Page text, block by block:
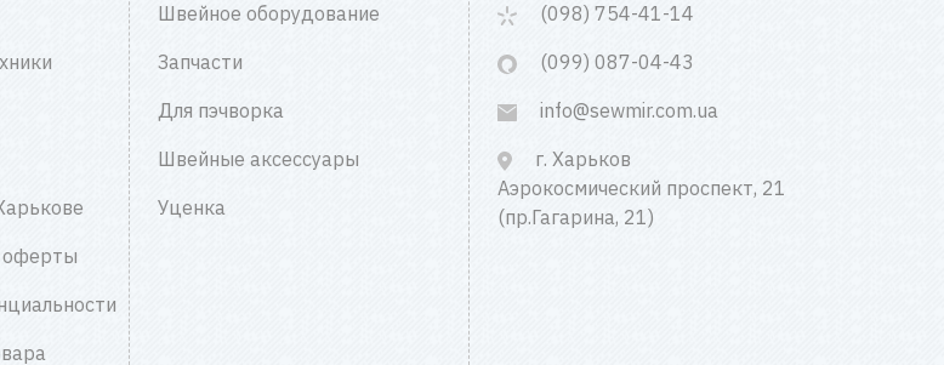
оферты
Швейное оборудование
Запчасти
Для пэчворка
Швейные аксессуары
Уценка
(098) 754-41-14
(099) 087-04-43
info@sewmir.com.ua
г. Харьков
Аэрокосмический проспект, 21
(пр.Гагарина, 21)